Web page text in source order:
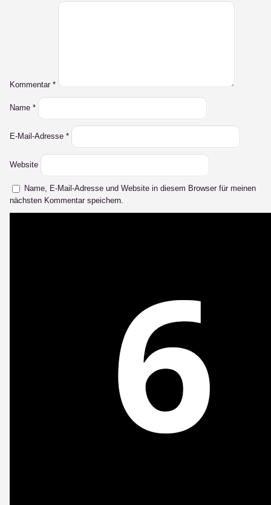
Kommentar *
Name *
E-Mail-Adresse *
Website
Name, E-Mail-Adresse und Website in diesem Browser für meinen
nächsten Kommentar speichern.